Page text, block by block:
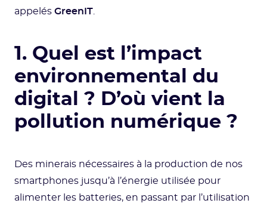
appelés GreenIT
1. Quel est l’impact
environnemental du
digital ? D’où vient la
pollution numérique ?
Des minerais nécessaires à la production de nos
smartphones jusqu’à l’énergie utilisée pour
alimenter les batteries, en passant par l’utilisation